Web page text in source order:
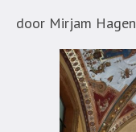
door Mirjam Hagen